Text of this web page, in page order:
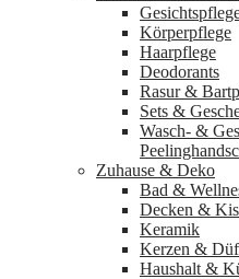
Körperpflege
Haarpflege
Deodorants
Rasur &
Sets &
Wasch‑ &
Zuhause & Deko
Bad &
Decken &
Keramik
Kerzen &
Haushalt &